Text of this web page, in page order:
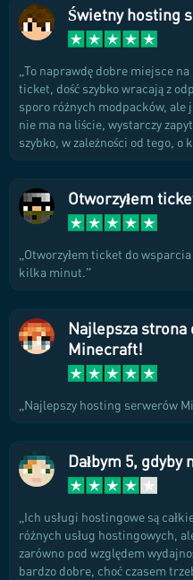
Świetny hosting
To naprawdę dobre miejsce
ticket, dość szybko wracają z
sporo różnych modpacków,
nie ma na liście, wystarczy
szybko, w zależności od tego, o
Otworzyłem
Otworzyłem ticket do
kilka minut.
Najlepsza
Minecraft!
Najlepszy hosting serwerów
Dałbym 5, gdyby
Ich usługi hostingowe są
różnych usług hostingowych,
zarówno pod względem
bardzo dobre, choć czasem